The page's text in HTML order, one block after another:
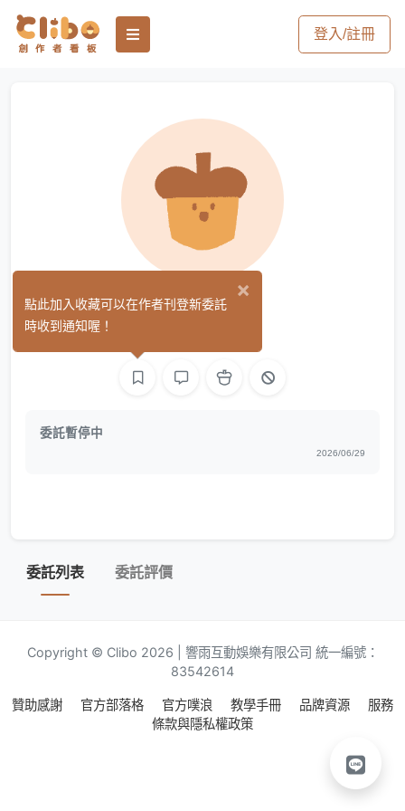
登入/註冊
澄宵 (0)
委託暫停中
2026/06/29
委託列表 委託評價
Copyright © Clibo 2026 | 響雨互動娛樂有限公司 統一編號：
83542614
贊助感謝 官方部落格 官方噗浪 教學手冊 品牌資源
服務
條款與隱私權政策
×
點此加入收藏可以在作者刊登新委託
時收到通知喔！